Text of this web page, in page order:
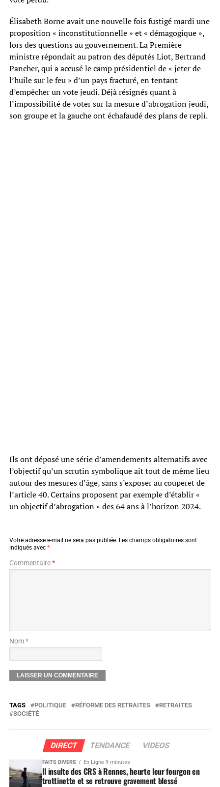
Élisabeth Borne avait une nouvelle fois fustigé mardi une
proposition « inconstitutionnelle » et « démagogique »,
lors des questions au gouvernement. La Première
ministre répondait au patron des députés Liot, Bertrand
Pancher, qui a accusé le camp présidentiel de « jeter de
l’huile sur le feu » d’un pays fracturé, en tentant
d’empêcher un vote jeudi. Déjà résignés quant à
l’impossibilité de voter sur la mesure d’abrogation jeudi,
son groupe et la gauche ont échafaudé des plans de repli.
Ils ont déposé une série d’amendements alternatifs avec
l’objectif qu’un scrutin symbolique ait tout de même lieu
autour des mesures d’âge, sans s’exposer au couperet de
l’article 40. Certains proposent par exemple d’établir «
un objectif d’abrogation » des 64 ans à l’horizon 2024.
Votre adresse e-mail ne sera pas publiée. Les champs obligatoires sont
indiqués avec *
Commentaire*
Nom *
TAGS POLITIQUE RÉFORME DES RETRAITES
RETRAITES
SOCIÉTÉ
DIRECT TENDANCE VIDEOS
FAITS DIVERS En Ligne 9 minutes
Il insulte des CRS à Rennes, heurte leur fourgon en
trottinette et se retrouve gravement blessé